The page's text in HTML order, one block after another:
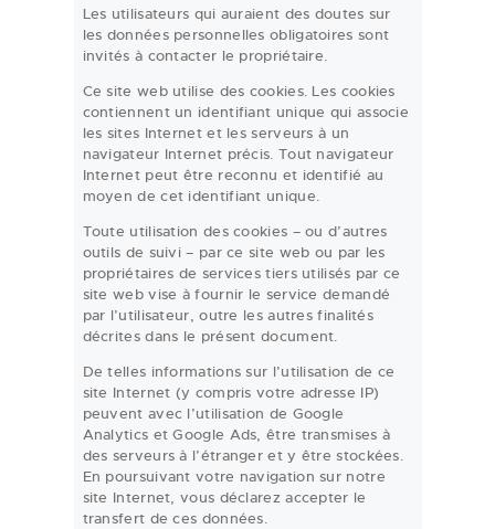
Les utilisateurs qui auraient des doutes sur
les données personnelles obligatoires sont
invités à contacter le propriétaire.
Ce site web utilise des cookies. Les cookies
contiennent un identifiant unique qui associe
les sites Internet et les serveurs à un
navigateur Internet précis. Tout navigateur
Internet peut être reconnu et identifié au
moyen de cet identifiant unique.
Toute utilisation des cookies – ou d’autres
outils de suivi – par ce site web ou par les
propriétaires de services tiers utilisés par ce
site web vise à fournir le service demandé
par l’utilisateur, outre les autres finalités
décrites dans le présent document.
De telles informations sur l’utilisation de ce
site Internet (y compris votre adresse IP)
peuvent avec l’utilisation de Google
Analytics et Google Ads, être transmises à
des serveurs à l’étranger et y être stockées.
En poursuivant votre navigation sur notre
site Internet, vous déclarez accepter le
transfert de ces données.